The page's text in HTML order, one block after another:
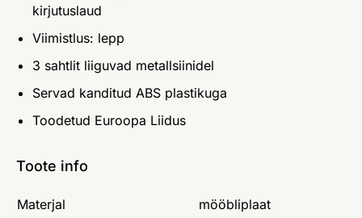
kirjutuslaud
Viimistlus: lepp
3 sahtlit liiguvad metallsiinidel
Servad kanditud ABS plastikuga
Toodetud Euroopa Liidus
Toote info
Materjal mööbliplaat